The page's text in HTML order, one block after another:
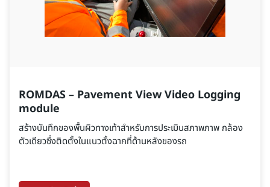
ROMDAS – Pavement View Video Logging
module
สร้างบันทึกของพื้นผิวทางเท้าสําหรับการประเมินสภาพภาพ กล้อง
ตัวเดียวซึ่งติดตั้งในแนวตั้งฉากที่ด้านหลังของรถ